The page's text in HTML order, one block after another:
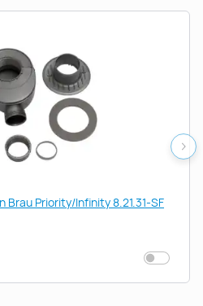
Priority/Infinity 8.21.31-SF